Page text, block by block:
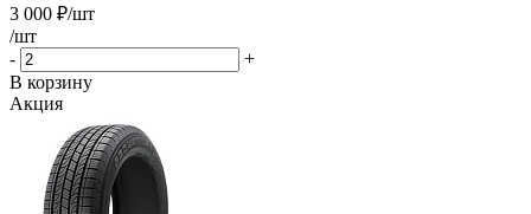
3 000 ₽/шт
/шт
-
+
В корзину
Акция